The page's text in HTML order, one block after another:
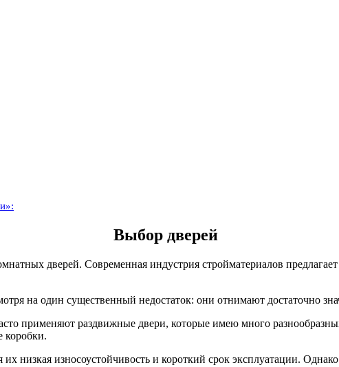
Выбор дверей
дверей. Современная индустрия стройматериалов
на один существенный недостаток: они отнимают достаточно
применяют раздвижные двери, которые имею много
коробки.
низкая износоустойчивость и короткий срок эксплуатации.